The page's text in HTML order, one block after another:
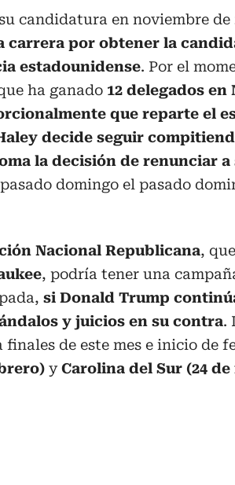
candidatura en noviembre de
carrera por obtener la
estadounidense. Por el
ha ganado 12 delegados en
que reparte el
decide seguir
la decisión de renunciar a
domingo el pasado
Nacional Republicana, que
, podría tener una
si Donald Trump
y juicios en su contra.
de este mes e inicio de
yCarolina del Sur (24